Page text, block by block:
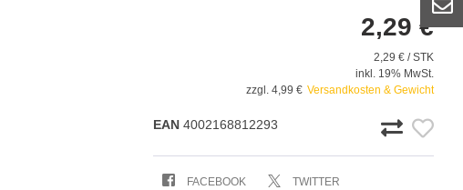
2,29 €
2,29 € / STK
inkl. 19% MwSt.
zzgl. 4,99 € Versandkosten & Gewicht
EAN 4002168812293
FACEBOOK TWITTER